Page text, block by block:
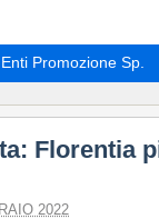
Enti Promozione Sp.
Florentia
2022